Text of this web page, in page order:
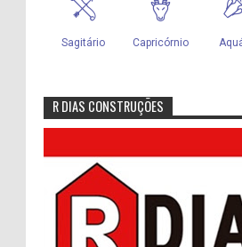
R DIAS CONSTRUÇÕES